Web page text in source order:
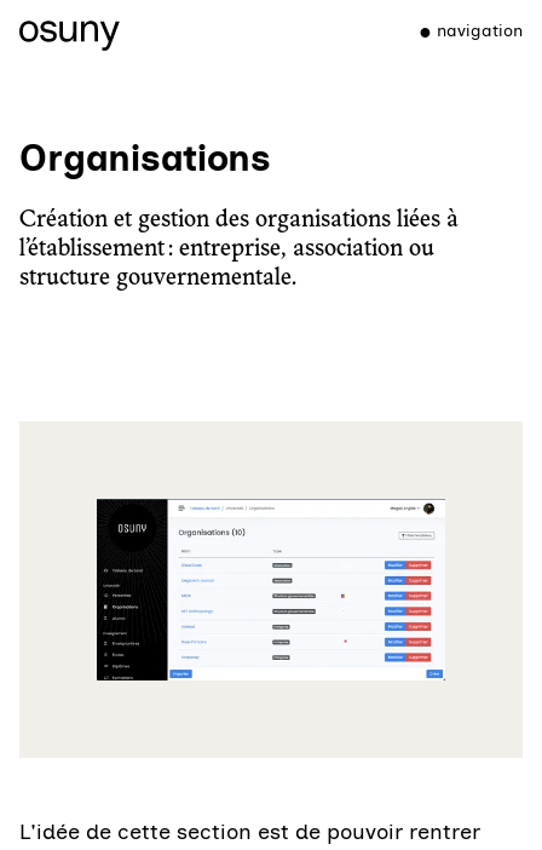
navigation
Organisations
Création et gestion des organisations liées à
l’établissement : entreprise, association ou
structure gouvernementale.
L'idée de cette section est de pouvoir rentrer